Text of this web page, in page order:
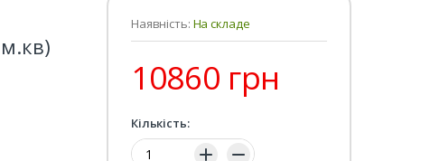
Наявність: На складе
10860 грн
Кількість:
Кількість: